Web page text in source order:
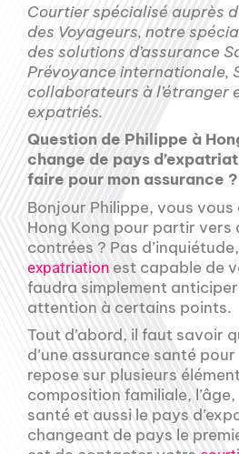
Courtier spécialisé auprès
des Voyageurs, notre
des solutions d’assurance
Prévoyance internationale,
collaborateurs à l’étranger
expatriés.
Question de Philippe à
change de pays
faire pour mon assurance ?
Bonjour Philippe, vous
Hong Kong pour partir vers
contrées ? Pas
expatriation est capable de
faudra simplement
attention à certains points.
Tout d’abord, il faut savoir
d’une assurance santé
repose sur plusieurs
composition familiale,
santé et aussi le pays
changeant de pays le